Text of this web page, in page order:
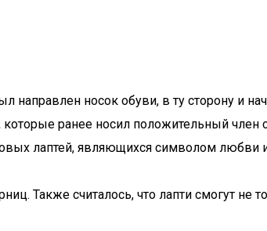
направлен носок обуви, в ту сторону и
которые ранее носил положительный член
лаптей, являющихся символом любви
Также считалось, что лапти смогут не